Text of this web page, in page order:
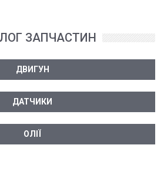
ЗАПЧАСТИН
ДВИГУН
ДАТЧИКИ
ОЛІЇ